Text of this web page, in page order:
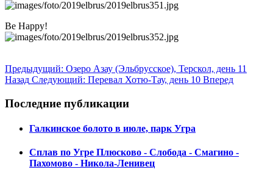
Be Happy!
Предыдущий: Озеро Азау (Эльбрусское), Терскол, день 11
Назад Следующий: Перевал Хотю-Тау, день 10 Вперед
Последние публикации
Галкинское болото в июле, парк Угра
Сплав по Угре Плюсково - Слобода - Смагино -
Пахомово - Никола-Ленивец